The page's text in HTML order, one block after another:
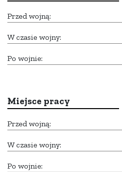
Przed wojną:
W czasie wojny:
Po wojnie:
Miejsce pracy
Przed wojną:
W czasie wojny:
Po wojnie: